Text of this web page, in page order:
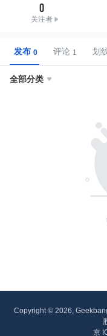
0
关注者
发布 评论 划
全部分类 
Copyright © 2026,
京